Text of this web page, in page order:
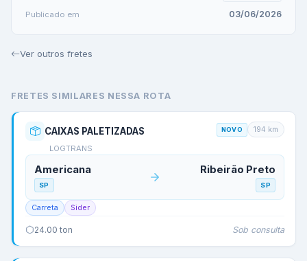
Publicado em 03/06/2026
Ver outros fretes
FRETES SIMILARES NESSA ROTA
CAIXAS PALETIZADAS
LOGTRANS
NOVO 194 km
Americana
SP
Ribeirão Preto
SP
Carreta Sider
24.00 ton Sob consulta